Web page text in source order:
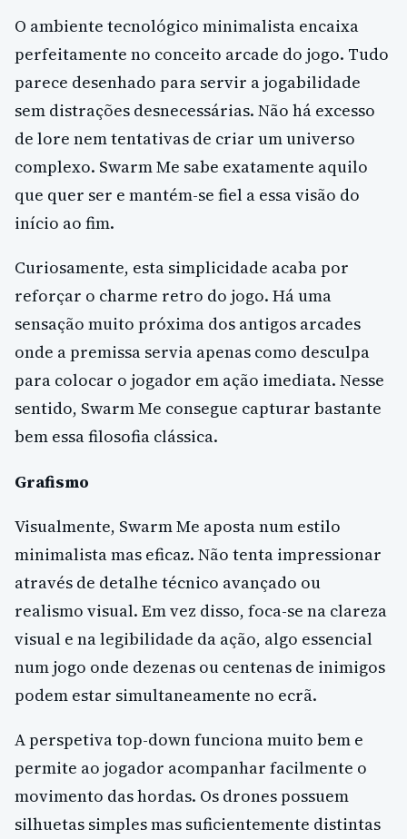
O ambiente tecnológico minimalista encaixa
perfeitamente no conceito arcade do jogo. Tudo
parece desenhado para servir a jogabilidade
sem distrações desnecessárias. Não há excesso
de lore nem tentativas de criar um universo
complexo. Swarm Me sabe exatamente aquilo
que quer ser e mantém-se fiel a essa visão do
início ao fim.
Curiosamente, esta simplicidade acaba por
reforçar o charme retro do jogo. Há uma
sensação muito próxima dos antigos arcades
onde a premissa servia apenas como desculpa
para colocar o jogador em ação imediata. Nesse
sentido, Swarm Me consegue capturar bastante
bem essa filosofia clássica.
Grafismo
Visualmente, Swarm Me aposta num estilo
minimalista mas eficaz. Não tenta impressionar
através de detalhe técnico avançado ou
realismo visual. Em vez disso, foca-se na clareza
visual e na legibilidade da ação, algo essencial
num jogo onde dezenas ou centenas de inimigos
podem estar simultaneamente no ecrã.
A perspetiva top-down funciona muito bem e
permite ao jogador acompanhar facilmente o
movimento das hordas. Os drones possuem
silhuetas simples mas suficientemente distintas